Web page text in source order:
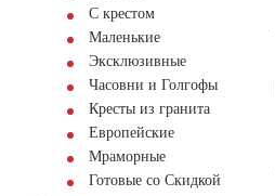
С крестом
Маленькие
Эксклюзивные
Часовни и Голгофы
Кресты из гранита
Европейские
Мраморные
Готовые со Скидкой